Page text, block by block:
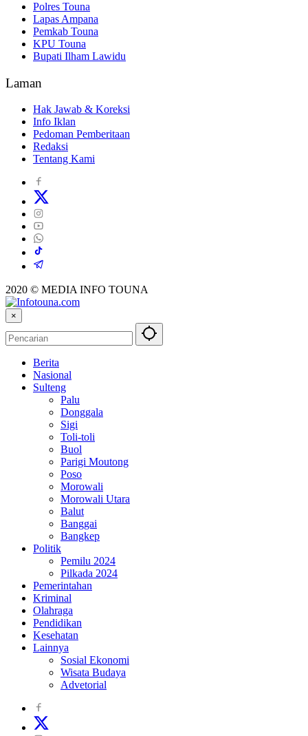
Polres Touna
Lapas Ampana
Pemkab Touna
KPU Touna
Bupati Ilham Lawidu
Laman
Hak Jawab & Koreksi
Info Iklan
Pedoman Pemberitaan
Redaksi
Tentang Kami
2020 © MEDIA INFO TOUNA
×
Berita
Nasional
Sulteng
Palu
Donggala
Sigi
Toli-toli
Buol
Parigi Moutong
Poso
Morowali
Morowali Utara
Balut
Banggai
Bangkep
Politik
Pemilu 2024
Pilkada 2024
Pemerintahan
Kriminal
Olahraga
Pendidikan
Kesehatan
Lainnya
Sosial Ekonomi
Wisata Budaya
Advetorial